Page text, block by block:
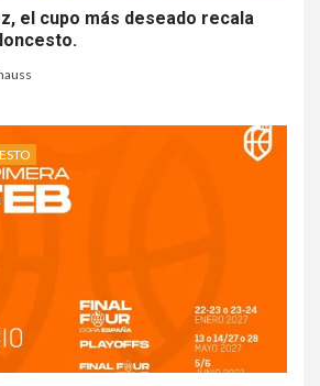
el cupo más deseado recala